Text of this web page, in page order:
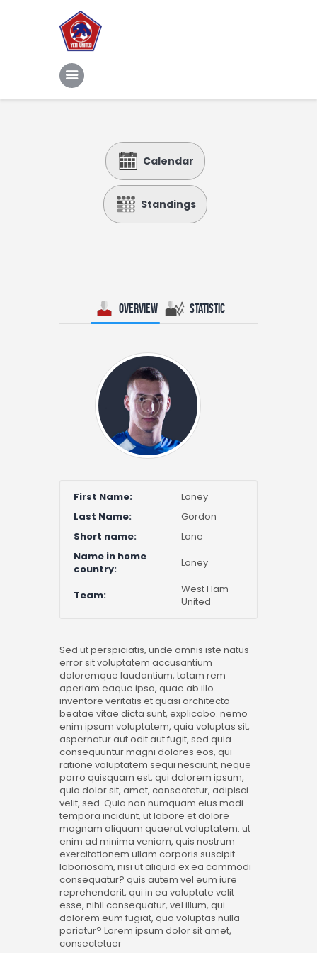
Home
Features
News
Contacts
Calendar
Standings
Overview Statistic
First Name:
Loney
Last Name:
Gordon
Short name:
Lone
Name in home
country:
Loney
Team:
West Ham
United
Sed ut perspiciatis, unde omnis iste natus
error sit voluptatem accusantium
doloremque laudantium, totam rem
aperiam eaque ipsa, quae ab illo
inventore veritatis et quasi architecto
beatae vitae dicta sunt, explicabo. nemo
enim ipsam voluptatem, quia voluptas sit,
aspernatur aut odit aut fugit, sed quia
consequuntur magni dolores eos, qui
ratione voluptatem sequi nesciunt, neque
porro quisquam est, qui dolorem ipsum,
quia dolor sit, amet, consectetur, adipisci
velit, sed. Quia non numquam eius modi
tempora incidunt, ut labore et dolore
magnam aliquam quaerat voluptatem. ut
enim ad minima veniam, quis nostrum
exercitationem ullam corporis suscipit
laboriosam, nisi ut aliquid ex ea commodi
consequatur? quis autem vel eum iure
reprehenderit, qui in ea voluptate velit
esse, nihil consequatur, vel illum, qui
dolorem eum fugiat, quo voluptas nulla
pariatur? Lorem ipsum dolor sit amet,
consectetuer